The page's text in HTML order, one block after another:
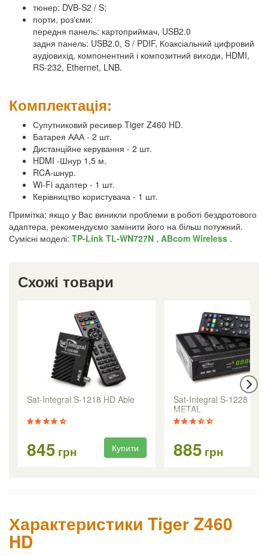
тюнер: DVB-S2 / S;
порти, роз'єми:
передня панель: картоприймач, USB2.0
задня панель: USB2.0, S / PDIF, Коаксіальний цифровий
аудіовихід, компонентний і композитний виходи, HDMI,
RS-232, Ethernet, LNB.
Комплектація:
Супутниковий ресивер Tiger Z460 HD.
Батарея ААА - 2 шт.
Дистанційне керування - 2 шт.
HDMI -Шнур 1,5 м.
RCA-шнур.
Wi-Fi адаптер - 1 шт.
Керівництво користувача - 1 шт.
Примітка: якщо у Вас виникли проблеми в роботі бездротового
адаптера, рекомендуємо замінити його на більш потужний.
Сумісні моделі: TP-Link TL-WN727N , ABcom Wireless .
Схожі товари
Sat-Integral S-1218 HD Able
845 грн Купити
Sat-Integral S-1228 HD
METAL
885 грн
Характеристики Tiger Z460
HD